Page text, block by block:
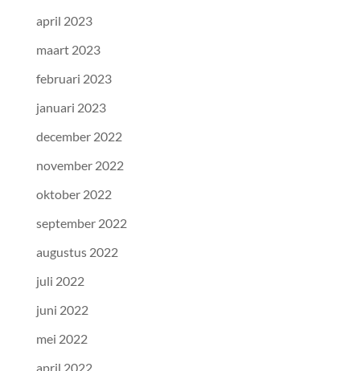
april 2023
maart 2023
februari 2023
januari 2023
december 2022
november 2022
oktober 2022
september 2022
augustus 2022
juli 2022
juni 2022
mei 2022
april 2022